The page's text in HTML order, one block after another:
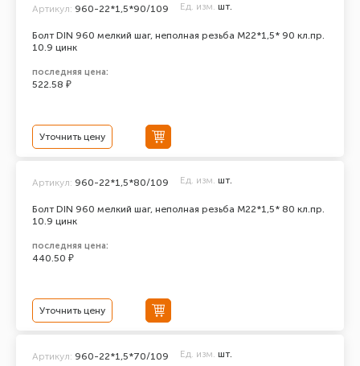
Болт DIN 960 мелкий шаг, неполная резьба M22*1,5* 90 кл.пр.
10.9 цинк
Артикул: 960-22*1,5*90/109 Ед. изм. шт.
последняя цена:
522.58 ₽
Уточнить цену
Болт DIN 960 мелкий шаг, неполная резьба M22*1,5* 80 кл.пр.
10.9 цинк
Артикул: 960-22*1,5*80/109 Ед. изм. шт.
последняя цена:
440.50 ₽
Уточнить цену
Артикул: 960-22*1,5*70/109 Ед. изм. шт.